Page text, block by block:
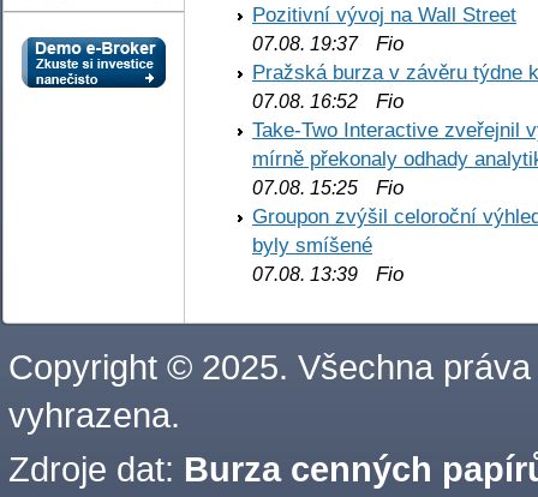
Pozitivní vývoj na Wall Street
07.08. 19:37Fio
Pražská burza v závěru týdne
07.08. 16:52 Fio
Take-Two Interactive zveřejnil
mírně překonaly odhady
07.08. 15:25 Fio
Groupon zvýšil celoroční
byly smíšené
07.08. 13:39 Fio
Copyright © 2025. Všechna práva
vyhrazena.
Zdroje dat: Burza cenných